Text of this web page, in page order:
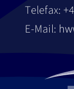
Telefax:
E-Mail: